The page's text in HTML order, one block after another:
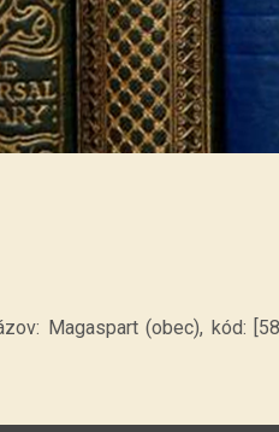
Magaspart (obec), kód: